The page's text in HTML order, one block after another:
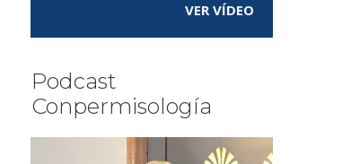
VER VÍDEO
Podcast
Conpermisología